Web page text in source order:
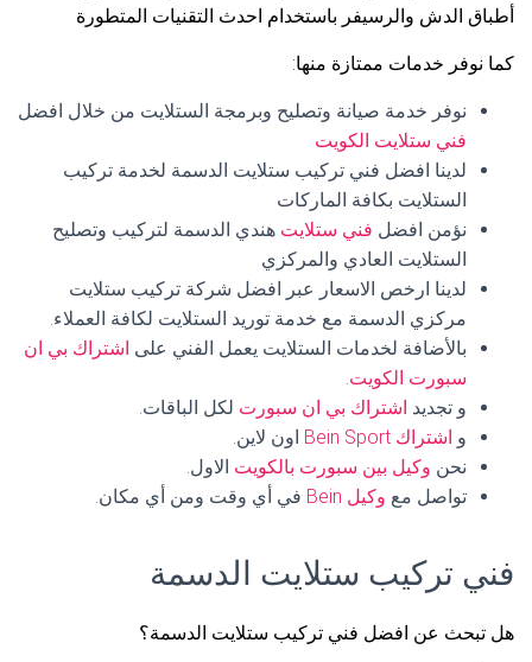
أطباق الدش والرسيفر باستخدام احدث التقنيات المتطورة
كما نوفر خدمات ممتازة منها:
نوفر خدمة صيانة وتصليح وبرمجة الستلايت من خلال افضل
فني ستلايت الكويت
لدينا افضل فني تركيب ستلايت الدسمة لخدمة تركيب
الستلايت بكافة الماركات
نؤمن افضل فني ستلايت هندي الدسمة لتركيب وتصليح
الستلايت العادي والمركزي
لدينا ارخص الاسعار عبر افضل شركة تركيب ستلايت
مركزي الدسمة مع خدمة توريد الستلايت لكافة العملاء.
بالأضافة لخدمات الستلايت يعمل الفني على اشتراك بي ان
سبورت الكويت.
و تجديد اشتراك بي ان سبورت لكل الباقات.
و اشتراك Bein Sport
اون لاين.
نحن وكيل بين سبورت بالكويت الاول.
تواصل مع وكيل Bein في أي وقت ومن أي مكان.
فني تركيب ستلايت الدسمة
هل تبحث عن افضل فني تركيب ستلايت الدسمة؟